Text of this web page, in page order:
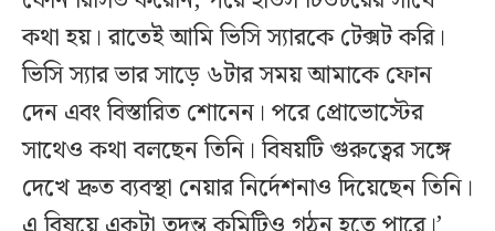
কথা হয়। রাতেই আমি ভিসি স্যারকে টেক্সট করি।
ভিসি স্যার ভার সাড়ে ৬টার সময় আমাকে ফোন
দেন এবং বিস্তারিত শোনেন। পরে প্রোভোস্টের
সাথেও কথা বলছেন তিনি। বিষয়টি গুরুত্বের সঙ্গে
দেখে দ্রুত ব্যবস্থা নেয়ার নির্দেশনাও দিয়েছেন তিনি।